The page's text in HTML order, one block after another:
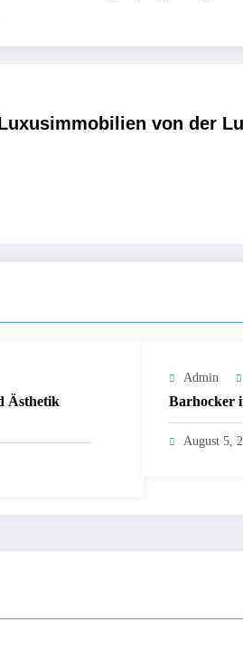
von der
Ästhetik
Admin
Barhocker
August 5,